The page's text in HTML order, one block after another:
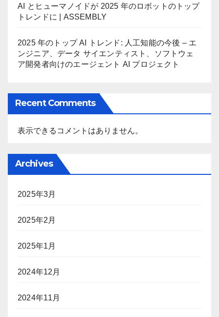
AI とヒューマノイドが 2025 年のロボットのトップ
トレンドに | ASSEMBLY
2025 年のトップ AI トレンド: 人工知能の今後 – エ
ンジニア、データ サイエンティスト、ソフトウェ
ア開発者向けのエージェント AI プロジェクト
Recent Comments
表示できるコメントはありません。
Archives
2025年3月
2025年2月
2025年1月
2024年12月
2024年11月